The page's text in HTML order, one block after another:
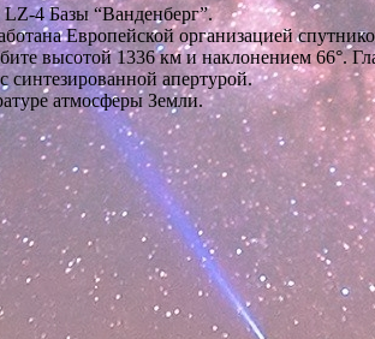
4 Базы “Ванденберг”.
Европейской организацией
высотой 1336 км и наклонением 66°.
апертурой.
атмосферы Земли.